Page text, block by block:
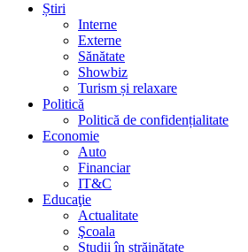
Știri
Interne
Externe
Sănătate
Showbiz
Turism și relaxare
Politică
Politică de confidențialitate
Economie
Auto
Financiar
IT&C
Educaţie
Actualitate
Şcoala
Studii în străinătate